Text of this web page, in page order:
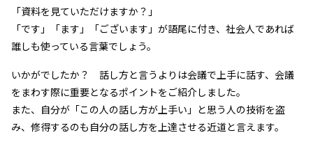
「資料を見ていただけますか？」
「です」「ます」「ございます」が語尾に付き、社会人であれば
誰しも使っている言葉でしょう。
いかがでしたか？ 話し方と言うよりは会議で上手に話す、会議
をまわす際に重要となるポイントをご紹介しました。
また、自分が「この人の話し方が上手い」と思う人の技術を盗
み、修得するのも自分の話し方を上達させる近道と言えます。